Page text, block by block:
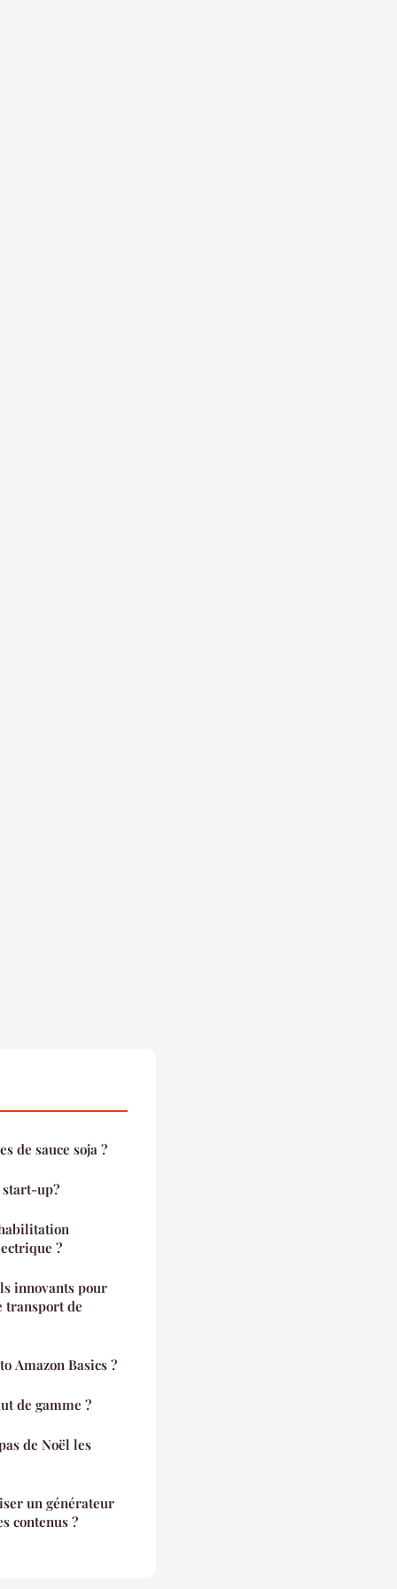
de sauce soja ?
up?
?
innovants pour
transport de
Amazon Basics ?
de gamme ?
de Noël les
un générateur
contenus ?